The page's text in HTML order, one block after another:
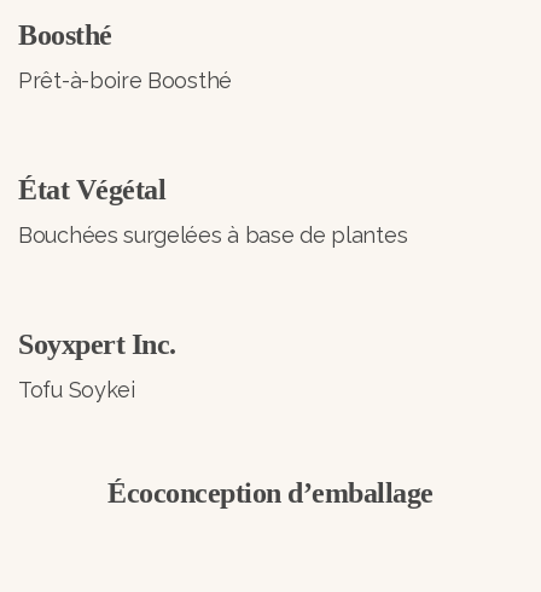
Boosthé
Prêt-à-boire Boosthé
État Végétal
Bouchées surgelées à base de plantes
Soyxpert Inc.
Tofu Soykei
Écoconception d’emballage